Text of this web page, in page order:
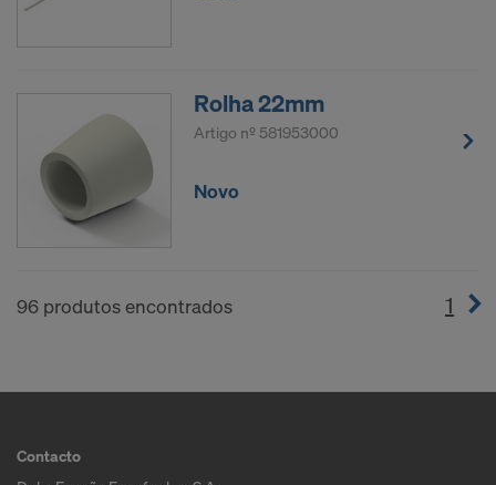
Rolha 22mm
Artigo nº 581953000
Novo
96 produtos encontrados 1
Contacto